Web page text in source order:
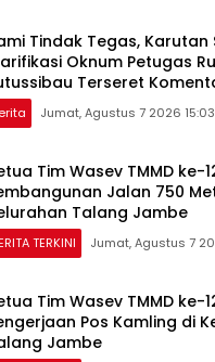
Tindak Tegas, Karutan
Oknum Petugas
Terseret
Pasien BPJS
Jumat, Agustus 7 2026 15:03
Tim Wasev TMMD ke-
Jalan 750
Talang Jambe
TERKINI Jumat, Agustus 7
Tim Wasev TMMD ke-
Pos Kamling di
Jambe